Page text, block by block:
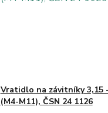
Vratidlo na závitníky 3,15
(M4-M11), ČSN 24 1126